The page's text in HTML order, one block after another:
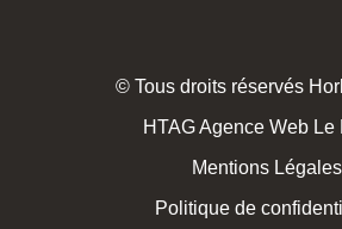
© Tous droits réservés
HTAG Agence Web Le
Mentions Légales
Politique de